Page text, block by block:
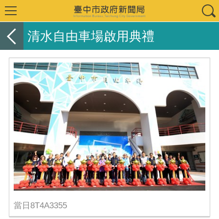
清水自由車場啟用典禮
當日8T4A3355